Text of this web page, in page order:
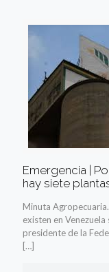
Emergencia |
hay siete
Minuta
existen en
presidente de la
[…]